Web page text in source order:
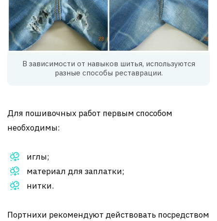
В зависимости от навыков шитья, используются
разные способы реставрации.
Для пошивочных работ первым способом
необходимы:
иглы;
материал для заплатки;
нитки.
Портнихи рекомендуют действовать посредством